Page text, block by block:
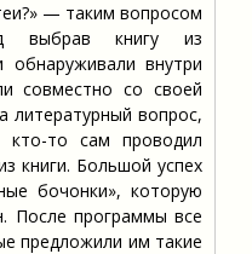
— таким вопросом
выбрав книгу из
внутри
совместно со своей
литературный вопрос,
кто-то сам проводил
книги. Большой успех
бочонки», которую
После программы все
предложили им такие